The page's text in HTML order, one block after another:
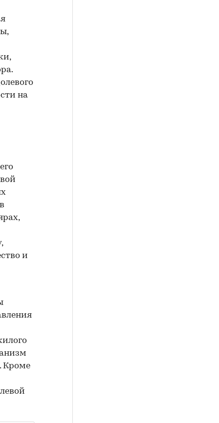
на
и
Кроме